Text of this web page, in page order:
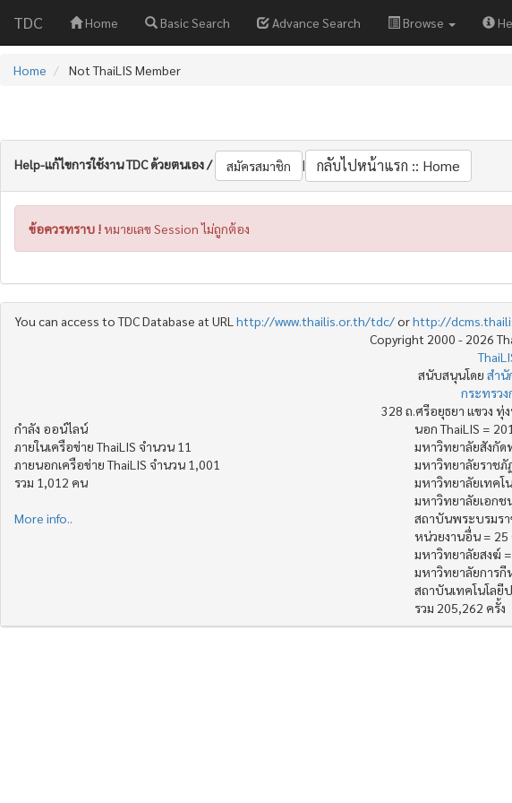
TDC Home Basic Search Advance Search Browse
Home Not ThaiLIS Member
Help-แก้ไขการใช้งาน TDC ด้วยตนเอง / สมัครสมาชิก | กลับไปหน้าแรก :: Home
ข้อควรทราบ ! หมายเลข Session ไม่ถูกต้อง
You can access to TDC Database at URL http://www.thailis.or.th/tdc/orhttp://
Copyright 2000 - 2026
สนับสนุนโดย สำนั
กระทรว
328 ถ.ศรีอยุธยา แขวง ทุ่
กำลัง ออน์ไลน์
ภายในเครือข่าย ThaiLIS จำนวน 11
ภายนอกเครือข่าย ThaiLIS จำนวน 1,001
รวม 1,012 คน
More info..
นอก ThaiLIS =
มหาวิทยาลัยสังกัด
มหาวิทยาลัยราชภั
มหาวิทยาลัยเทคโ
มหาวิทยาลัยเอกช
สถาบันพระบรมร
หน่วยงานอื่น = 25
มหาวิทยาลัยสงฆ์
มหาวิทยาลัยการกี
สถาบันเทคโนโลยี
รวม 205,262 ครั้ง